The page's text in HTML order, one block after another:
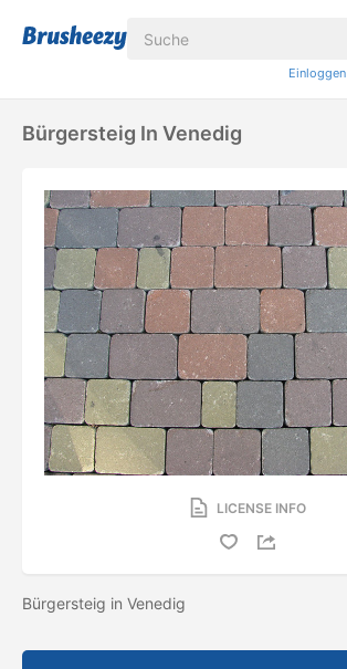
Einloggen
Bürgersteig In Venedig
LICENSE INFO
Bürgersteig in Venedig